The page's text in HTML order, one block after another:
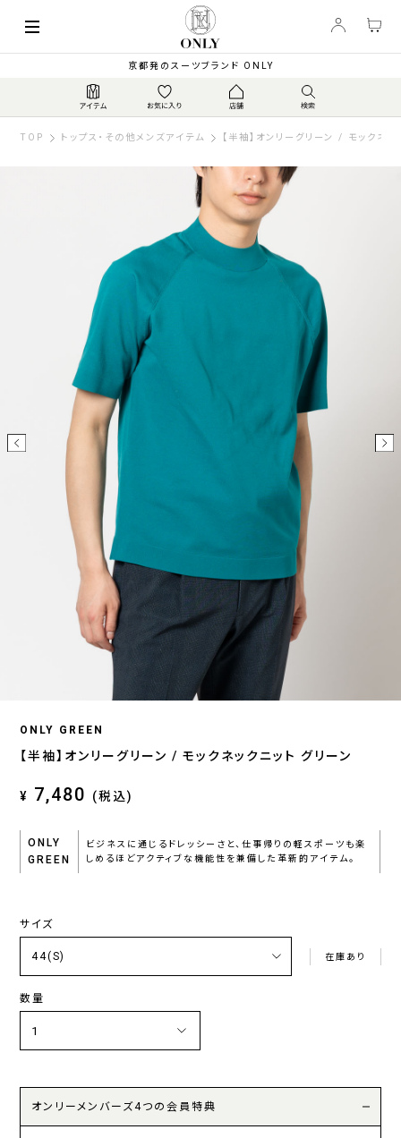
京都発のスーツブランド ONLY
TOP トップス・その他メンズアイテム 【半袖】オンリーグリーン / モックネッ
ONLY GREEN
【半袖】オンリーグリーン / モックネックニット グリーン
¥ 7,480 (税込)
ONLY
GREEN
ビジネスに通じるドレッシーさと、仕事帰りの軽スポーツも楽
しめるほどアクティブな機能性を兼備した革新的アイテム。
サイズ
在庫あり
数量
オンリーメンバーズ4つの会員特典